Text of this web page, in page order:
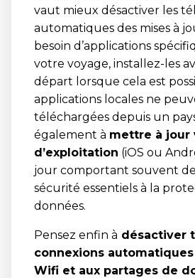
vaut mieux désactiver les
automatiques des mises à
besoin d’applications
votre voyage, installez-les
départ lorsque cela est
applications locales ne
téléchargées depuis un
également à mettre à jour
d’exploitation (iOS ou
jour comportant souvent
sécurité essentiels à la
données.
Pensez enfin à désactiver
connexions
Wifi et aux partages de